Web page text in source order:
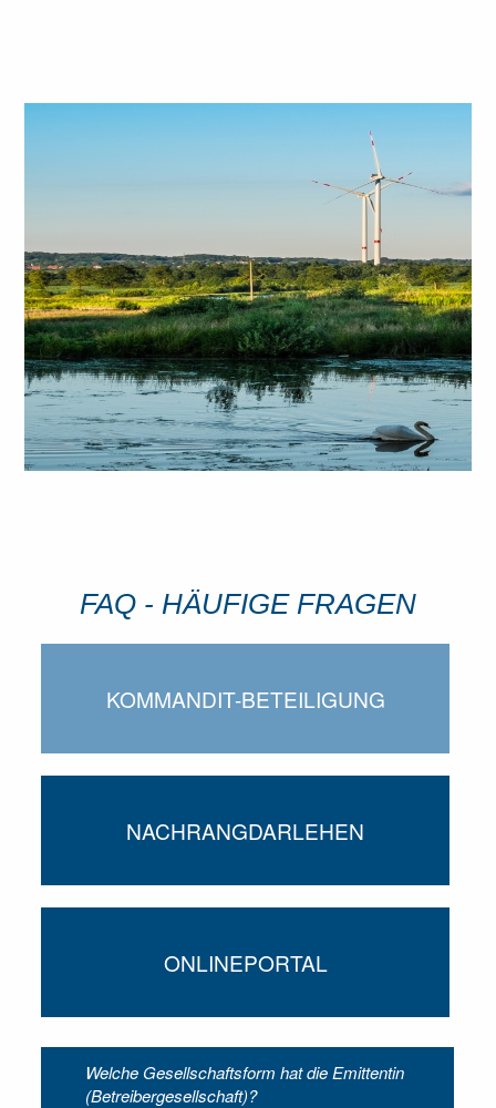
FAQ - HÄUFIGE FRAGEN
KOMMANDIT-BETEILIGUNG
NACHRANGDARLEHEN
ONLINEPORTAL
Welche Gesellschaftsform hat die Emittentin
(Betreibergesellschaft)?